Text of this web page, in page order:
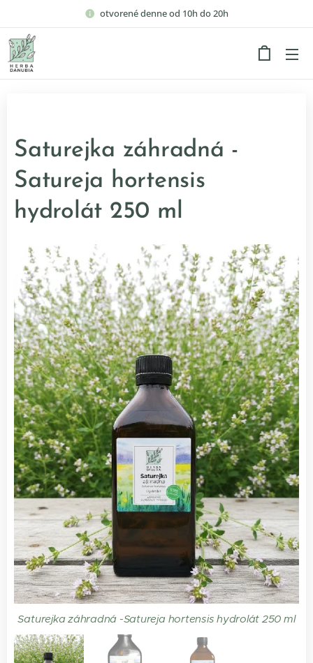
otvorené denne od 10h do 20h
Saturejka záhradná -
Satureja hortensis
hydrolát 250 ml
Saturejka záhradná -Satureja hortensis hydrolát 250 ml
Saturejka záhradná hydrolát